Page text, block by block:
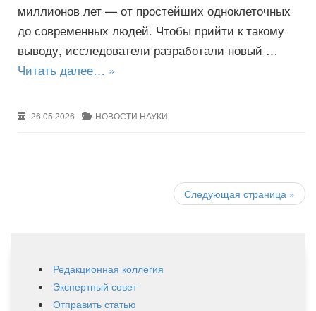
миллионов лет — от простейших одноклеточных
до современных людей. Чтобы прийти к такому
выводу, исследователи разработали новый …
Читать далее… »
26.05.2026 НОВОСТИ НАУКИ
Следующая страница »
Редакционная коллегия
Экспертный совет
Отправить статью